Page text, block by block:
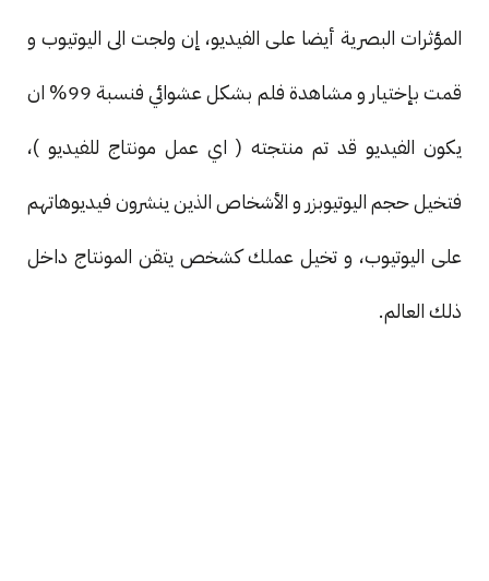
المؤثرات البصرية أيضا على الفيديو، إن ولجت الى اليوتيوب و
قمت بإختيار و مشاهدة فلم بشكل عشوائي فنسبة 99% ان
يكون الفيديو قد تم منتجته ( اي عمل مونتاج للفيديو )،
فتخيل حجم اليوتيوبزر و الأشخاص الذين ينشرون فيديوهاتهم
على اليوتيوب، و تخيل عملك كشخص يتقن المونتاج داخل
ذلك العالم.